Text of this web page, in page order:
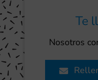
Te
Nosotros